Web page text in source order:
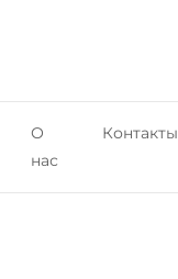
О
нас
Контакты